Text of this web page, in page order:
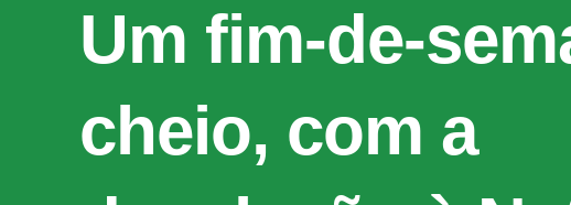
Um fim-de-
cheio, com a